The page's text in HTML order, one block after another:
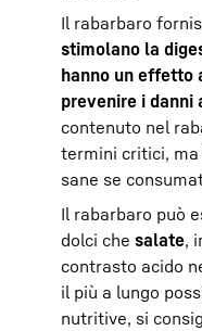
Il rabarbaro
stimolano la
hanno un effetto
prevenire i
contenuto nel
termini critici, ma
sane se
Il rabarbaro può
dolci che salate,
contrasto acido
il più a lungo
nutritive, si